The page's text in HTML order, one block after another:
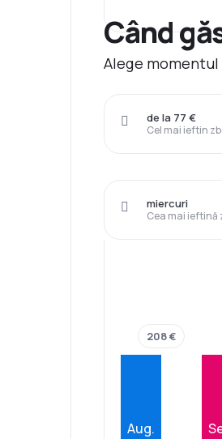
Când
Alege
Cel mai ieftin
de la 77 €
Cea mai ieftină
miercuri
Aug.
208 €